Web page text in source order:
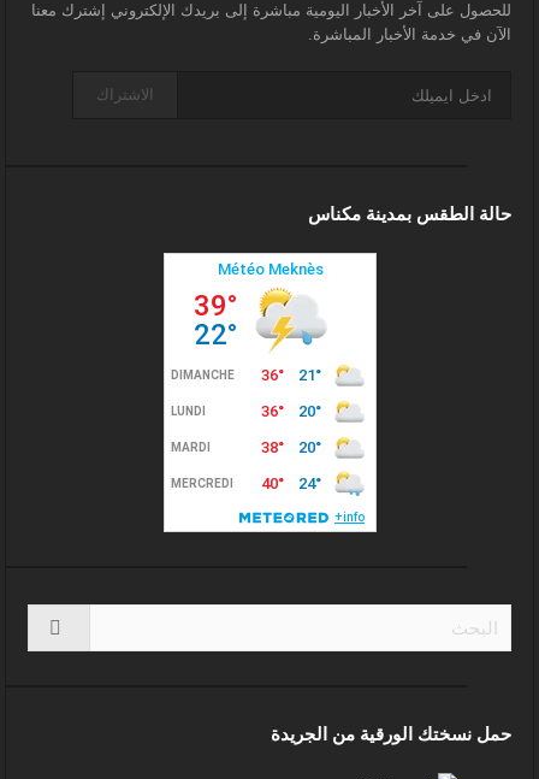
للحصول على آخر الأخبار اليومية مباشرة إلى بريدك الإلكتروني إشترك معنا
الآن في خدمة الأخبار المباشرة.
الاشتراك
حالة الطقس بمدينة مكناس
حمل نسختك الورقية من الجريدة